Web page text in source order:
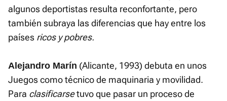
algunos deportistas resulta reconfortante, pero
también subraya las diferencias que hay entre los
países ricos y pobres.
Alejandro Marín (Alicante, 1993) debuta en unos
Juegos como técnico de maquinaria y movilidad.
Para clasificarsetuvo que pasar un proceso de